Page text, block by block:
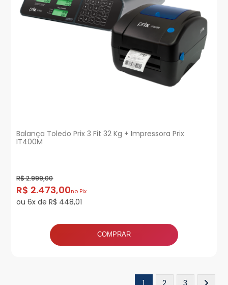
Balança Toledo Prix 3 Fit 32 Kg + Impressora Prix
IT400M
R$ 2.999,00
R$ 2.473,00no Pix
ou 6x de R$ 448,01
COMPRAR
1 2 3